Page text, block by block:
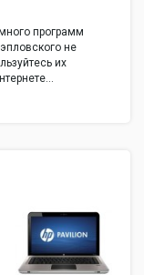
программ
не
их